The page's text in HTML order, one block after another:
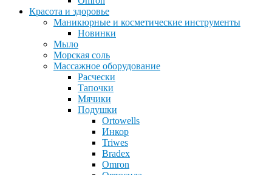
Красота и здоровье
Маникюрные и косметические инструменты
Новинки
Мыло
Морская соль
Массажное оборудование
Расчески
Тапочки
Мячики
Подушки
Ortowells
Инкор
Triwes
Bradex
Omron